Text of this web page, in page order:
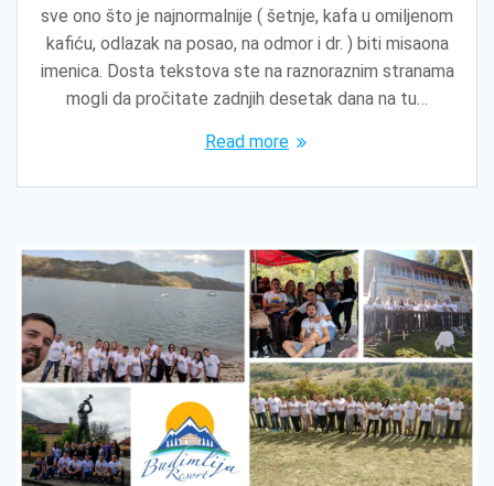
sve ono što je najnormalnije ( šetnje, kafa u omiljenom
kafiću, odlazak na posao, na odmor i dr. ) biti misaona
imenica. Dosta tekstova ste na raznoraznim stranama
mogli da pročitate zadnjih desetak dana na tu…
Read more